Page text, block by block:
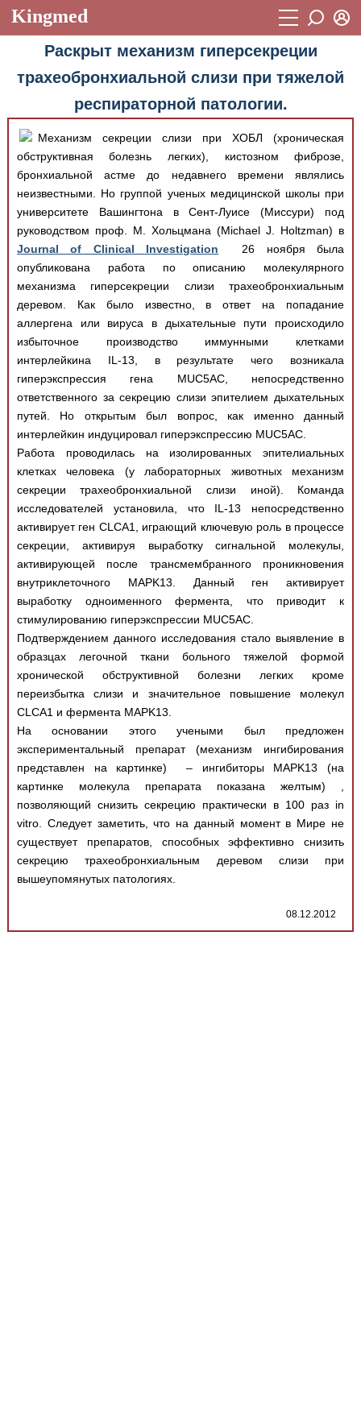
Kingmed
Учебный материал
Видеогалерея 899
Фотогалерея (1906)
Истории болезней
Лекции и презентации 2474
Аккредитационные тесты (6)
Методические рекомендации 1050
Научно-популярное
Статьи
Новости (244)
Медицинская стандартизация
Нормативы экстренной и неотложной помощи
Нормы лабораторных и инструментальных
исследований
Обратная связь
Добавить материал
FAQ
Пароль
Восстановить пароль
Регистрация
Вход
Раскрыт механизм гиперсекреции
трахеобронхиальной слизи при тяжелой
респираторной патологии.
Механизм секреции слизи при ХОБЛ (хроническая
обструктивная болезнь легких), кистозном фиброзе,
бронхиальной астме до недавнего времени являлись
неизвестными. Но группой ученых медицинской школы при
университете Вашингтона в Сент-Луисе (Миссури) под
руководством проф. М. Хольцмана (Michael J. Holtzman) в
Journal of Clinical Investigation 26 ноября была
опубликована работа по описанию молекулярного
механизма гиперсекреции слизи трахеобронхиальным
деревом. Как было известно, в ответ на попадание
аллергена или вируса в дыхательные пути происходило
избыточное производство иммунными клетками
интерлейкина IL-13, в результате чего возникала
гиперэкспрессия гена MUC5AC, непосредственно
ответственного за секрецию слизи эпителием дыхательных
путей. Но открытым был вопрос, как именно данный
интерлейкин индуцировал гиперэкспрессию MUC5AC.
Работа проводилась на изолированных эпителиальных
клетках человека (у лабораторных животных механизм
секреции трахеобронхиальной слизи иной). Команда
исследователей установила, что IL-13 непосредственно
активирует ген CLCA1, играющий ключевую роль в процессе
секреции, активируя выработку сигнальной молекулы,
активирующей после трансмембранного проникновения
внутриклеточного MAPK13. Данный ген активирует
выработку одноименного фермента, что приводит к
стимулированию гиперэкспрессии MUC5AC.
Подтверждением данного исследования стало выявление в
образцах легочной ткани больного тяжелой формой
хронической обструктивной болезни легких кроме
переизбытка слизи и значительное повышение молекул
CLCA1 и фермента MAPK13.
На основании этого учеными был предложен
экспериментальный препарат (механизм ингибирования
представлен на картинке) – ингибиторы MAPK13 (на
картинке молекула препарата показана желтым) ,
позволяющий снизить секрецию практически в 100 раз in
vitro. Следует заметить, что на данный момент в Мире не
существует препаратов, способных эффективно снизить
секрецию трахеобронхиальным деревом слизи при
вышеупомянутых патологиях.
08.12.2012